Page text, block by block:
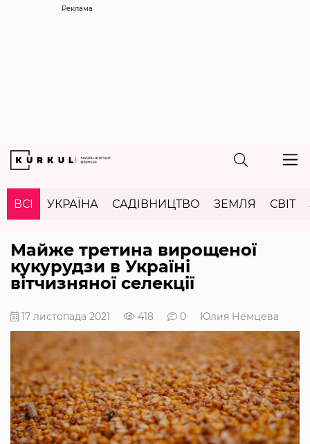
Реклама
ВСІ УКРАЇНА САДІВНИЦТВО ЗЕМЛЯ СВІТ
Майже третина вирощеної
кукурудзи в Україні
вітчизняної селекції
17 листопада 2021 418 0 Юлия Немцева